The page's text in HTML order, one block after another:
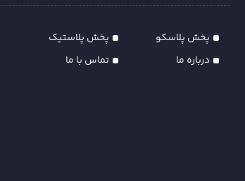
پخش پلاسکو
پخش پلاستیک
درباره ما
تماس با ما